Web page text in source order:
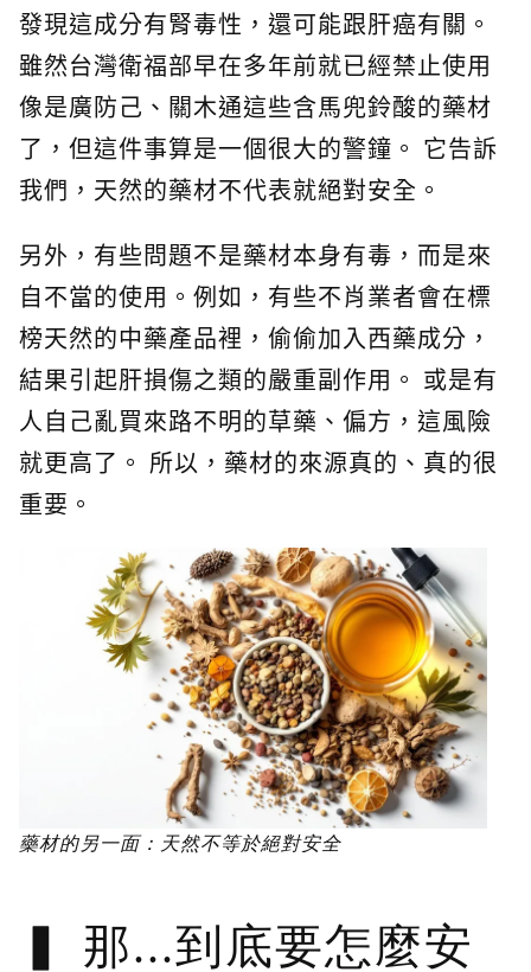
發現這成分有腎毒性，還可能跟肝癌有關。
雖然台灣衛福部早在多年前就已經禁止使用
像是廣防己、關木通這些含馬兜鈴酸的藥材
了，但這件事算是一個很大的警鐘。 它告訴
我們，天然的藥材不代表就絕對安全。
另外，有些問題不是藥材本身有毒，而是來
自不當的使用。例如，有些不肖業者會在標
榜天然的中藥產品裡，偷偷加入西藥成分，
結果引起肝損傷之類的嚴重副作用。 或是有
人自己亂買來路不明的草藥、偏方，這風險
就更高了。 所以，藥材的來源真的、真的很
重要。
藥材的另一面：天然不等於絕對安全
那...到底要怎麼安